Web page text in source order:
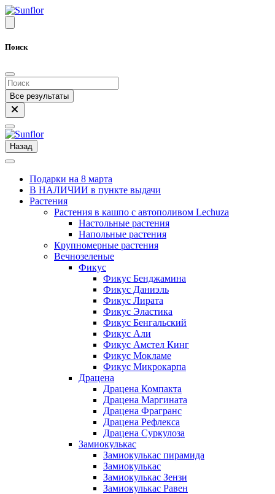
Поиск
Все результаты
Назад
Подарки на 8 марта
В НАЛИЧИИ в пункте выдачи
Растения
Растения в кашпо с автополивом Lechuza
Настольные растения
Напольные растения
Крупномерные растения
Вечнозеленые
Фикус
Фикус Бенджамина
Фикус Даниэль
Фикус Лирата
Фикус Эластика
Фикус Бенгальский
Фикус Али
Фикус Амстел Кинг
Фикус Мокламе
Фикус Микрокарпа
Драцена
Драцена Компакта
Драцена Маргината
Драцена Фрагранс
Драцена Рефлекса
Драцена Суркулоза
Замиокулькас
Замиокулькас пирамида
Замиокулькас
Замиокулькас Зензи
Замиокулькас Равен